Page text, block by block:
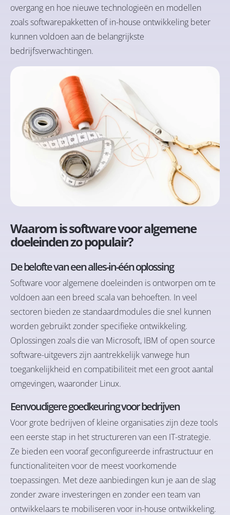
overgang en hoe nieuwe technologieën en modellen
zoals softwarepakketten of in-house ontwikkeling beter
kunnen voldoen aan de belangrijkste
bedrijfsverwachtingen.
Waarom is software voor algemene
doeleinden zo populair?
De belofte van een alles-in-één oplossing
Software voor algemene doeleinden is ontworpen om te
voldoen aan een breed scala van behoeften. In veel
sectoren bieden ze standaardmodules die snel kunnen
worden gebruikt zonder specifieke ontwikkeling.
Oplossingen zoals die van Microsoft, IBM of open source
software-uitgevers zijn aantrekkelijk vanwege hun
toegankelijkheid en compatibiliteit met een groot aantal
omgevingen, waaronder Linux.
Eenvoudigere goedkeuring voor bedrijven
Voor grote bedrijven of kleine organisaties zijn deze tools
een eerste stap in het structureren van een IT-strategie.
Ze bieden een vooraf geconfigureerde infrastructuur en
functionaliteiten voor de meest voorkomende
toepassingen. Met deze aanbiedingen kun je aan de slag
zonder zware investeringen en zonder een team van
ontwikkelaars te mobiliseren voor in-house ontwikkeling.